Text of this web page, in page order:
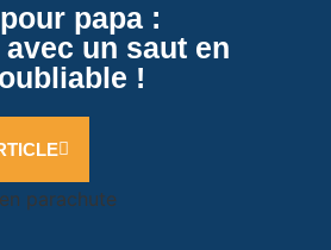
papa :
un saut en
!